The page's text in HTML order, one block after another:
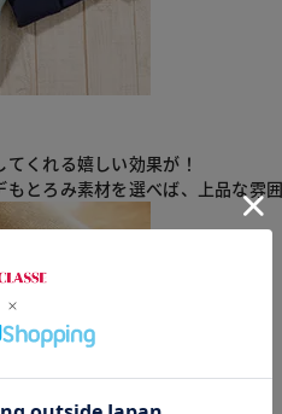
くれる嬉しい効果が！
とろみ素材を選べば、上品な雰